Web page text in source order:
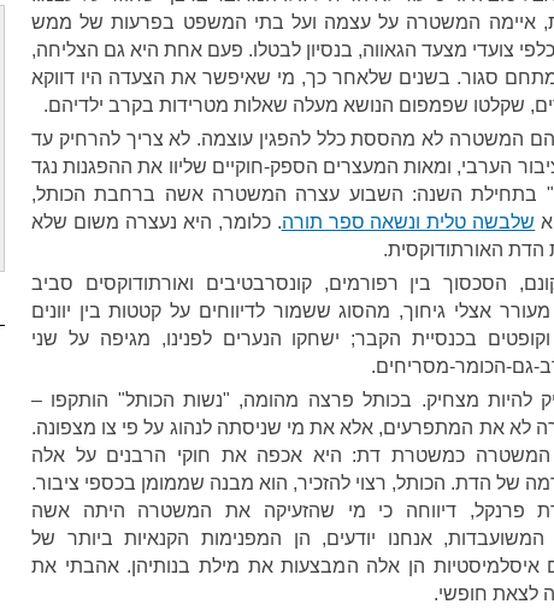
איימה המשטרה על עצמה ועל בתי המשפט בפרעות של ממש
צועדי מצעד הגאווה, בנסיון לבטלו. פעם אחת היא גם הצליחה,
סגור. בשנים שלאחר כך, מי שאיפשר את הצעדה היו דווקא
שקלטו שפמפום הנושא מעלה שאלות מטרידות בקרב ילדיהם.
המשטרה לא מהססת כלל להפגין עוצמה. לא צריך להרחיק עד
הערבי, ומאות המעצרים הספק-חוקיים שליוו את ההפגנות נגד
בתחילת השנה: השבוע עצרה המשטרה אשה ברחבת הכותל,
שלבשה טלית ונשאה ספר תורה. כלומר, היא נעצרה משום שלא
הדת האורתודוקסית.
הסכסוך בין רפורמים, קונסרבטיבים ואורתודוקסים סביב
אצלי גיחוך, מהסוג ששמור לדיווחים על קטטות בין יוונים
וקופטים בכנסיית הקבר; ישחקו הנערים לפנינו, מגיפה על שני
גם-הכומר-מסריחים.
להיות מצחיק. בכותל פרצה מהומה, "נשות הכותל" הותקפו –
לא את המתפרעים, אלא את מי שניסתה לנהוג על פי צו מצפונה.
המשטרה כמשטרת דת: היא אכפה את חוקי הרבנים על אלה
של הדת. הכותל, רצוי להזכיר, הוא מבנה שממומן בכספי ציבור.
פרנקל, דיווחה כי מי שהזעיקה את המשטרה היתה אשה
המשועבדות, אנחנו יודעים, הן המפנימות הקנאיות ביותר של
איסלמיסטיות הן אלה המבצעות את מילת בנותיהן. אהבתי את
לצאת חופשי.